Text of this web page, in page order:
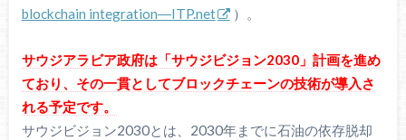
blockchain integration―ITP.net
）。
サウジアラビア政府は「サウジビジョン2030」計画を進め
ており、その一貫としてブロックチェーンの技術が導入さ
れる予定です。
サウジビジョン2030とは、2030年までに石油の依存脱却